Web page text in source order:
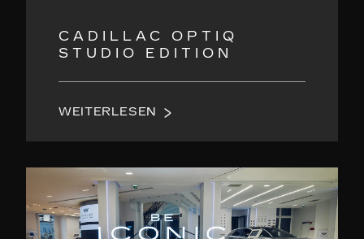
CADILLAC OPTIQ
STUDIO EDITION
WEITERLESEN